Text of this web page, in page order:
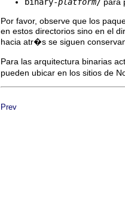
Por favor, observe que los
en estos directorios sino en el
hacia atr�s se siguen
Para las arquitectura binarias
pueden ubicar en los sitios de
Prev